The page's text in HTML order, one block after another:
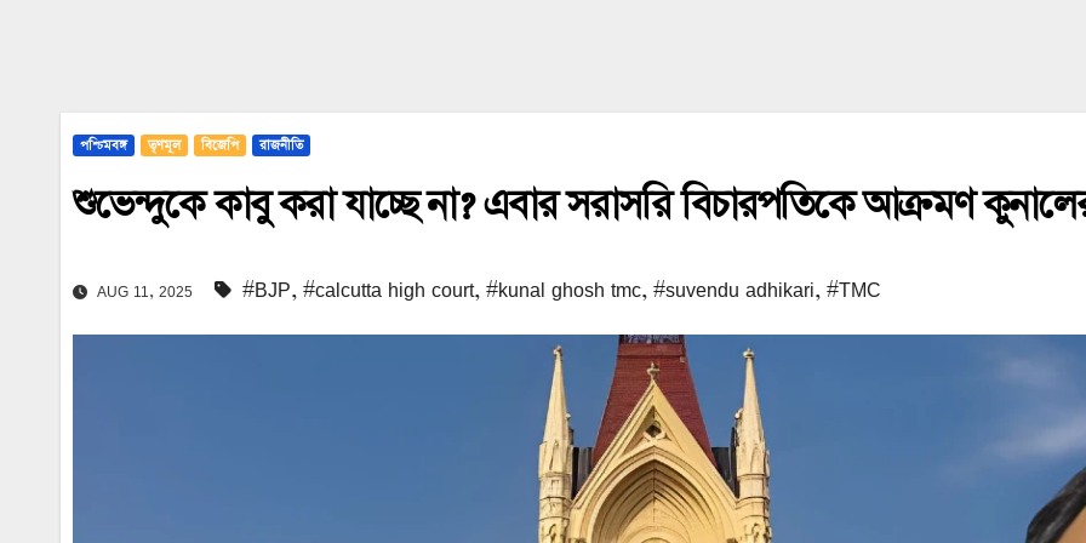
পশ্চিমবঙ্গ তৃণমূল বিজেপি রাজনীতি
শুভেন্দুকে কাবু করা যাচ্ছে না? এবার সরাসরি বিচারপতিকে আক্রমণ
AUG 11, 2025 #BJP, #calcutta high court, #kunal ghosh tmc, #suvendu adhikari, #TMC